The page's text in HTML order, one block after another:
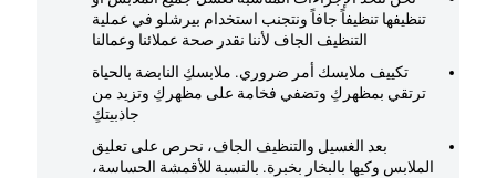
تنظيفها تنظيفاً جافاً ونتجنب استخدام بيرشلو في عملية
التنظيف الجاف لأننا نقدر صحة عملائنا وعمالنا
تكييف ملابسك أمر ضروري. ملابسكِ النابضة بالحياة
ترتقي بمظهركِ وتضفي فخامة على مظهركِ وتزيد من
جاذبيتكِ
بعد الغسيل والتنظيف الجاف، نحرص على تعليق
الملابس وكيها بالبخار بخبرة. بالنسبة للأقمشة الحساسة،